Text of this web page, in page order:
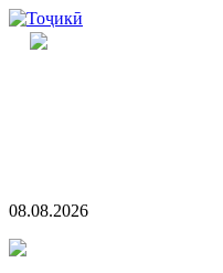
08.08.2026